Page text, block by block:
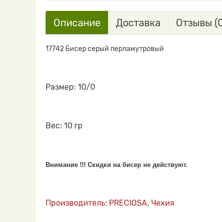
Описание Доставка Отзывы
17742 Бисер серый перламутровый
Размер: 10/0
Вес: 10 гр
Внимание !!! Скидки на бисер не действуют.
Производитель: PRECIOSA, Чехия